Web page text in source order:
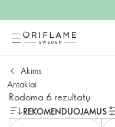
Akims
Antakiai
Rodoma 6 rezultatų
REKOMENDUOJAMUS